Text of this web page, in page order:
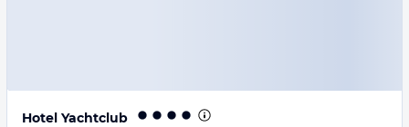
Hotel Yachtclub